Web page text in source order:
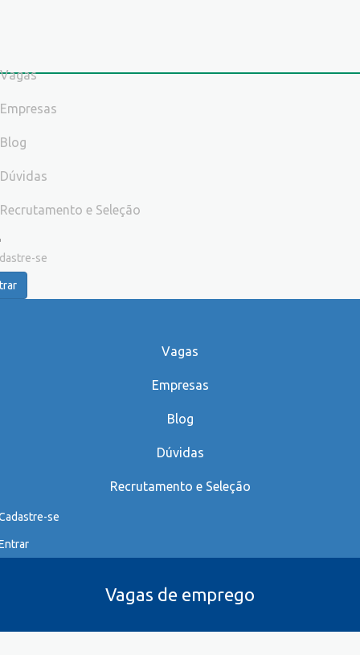
Vagas
Empresas
Blog
Dúvidas
Recrutamento e Seleção
se
Vagas
Empresas
Blog
Dúvidas
Recrutamento e Seleção
se
Vagas de emprego